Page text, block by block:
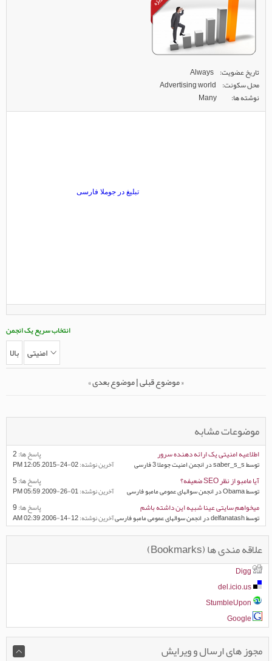
تاریخ عضویت Always
محل سکونت Advertising world
نوشته ها
Many
انتخاب سریع یک انجمن
امنیتی بالا
«موضوع قبلی|موضوع بعدی»
موضوعات مشابه
اطلاعیه امنیتی یک ارائه دهنده سرور
توسط saber_s_s در انجمن امنیت جوملا 3 فارسی
پاسخ ها:
آخرين نوشته: 12:05 PM
آیا مامبو از نظر SEO ضعیفه؟
توسط Obama در انجمن سوالهای عمومی مامبو فارسی
پاسخ ها:
آخرين نوشته: 05:59 PM
میخواهم سایتی عینا شبیه این داشته باشم
توسط delfanatash در انجمن سوالهای عمومی مامبو فارسی
پاسخ ها:
آخرين نوشته: 02:39 AM
علاقه مندی ها (Bookmarks)
Digg
del.icio.us
StumbleUpon
Google
مجوز های ارسال و ویرایش